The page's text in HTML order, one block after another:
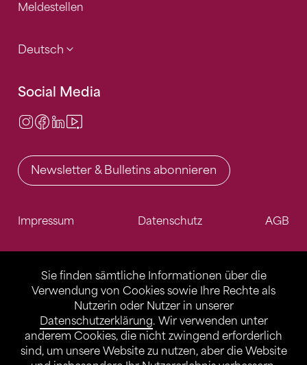
Sie finden sämtliche Informationen über die
Verwendung von Cookies sowie Ihre Rechte als
Nutzerin oder Nutzer in unserer
Datenschutzerklärung. Wir verwenden unter
anderem Cookies, die nicht zwingend erforderlich
sind, um unsere Website zu nutzen, aber die Website
Meldestellen
Deutsch
Social Media
Instagram
Facebook
LinkedIn
Newsletter & Bulletins abonnieren
Impressum Datenschutz AGB